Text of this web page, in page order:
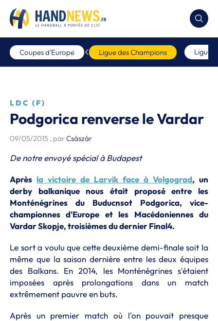
Coupes d'Europe Ligue des Champions Ligue
LDC (F)
Podgorica renverse le Vardar
09/05/2015 , parCsászár
De notre envoyé spécial à Budapest
Après la victoire de Larvik face à Volgograd, un
derby balkanique nous était proposé entre les
Monténégrines du Buducnsot Podgorica, vice-
championnes d'Europe et les Macédoniennes du
Vardar Skopje, troisièmes du dernier Final4.
Le sort a voulu que cette deuxième demi-finale soit la
même que la saison dernière entre les deux équipes
des Balkans. En 2014, les Monténégrines s'étaient
imposées après prolongations dans un match
extrêmement pauvre en buts.
Après un premier match où l'on pouvait presque